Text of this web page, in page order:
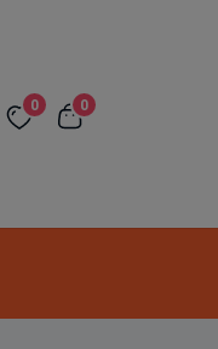
0 0